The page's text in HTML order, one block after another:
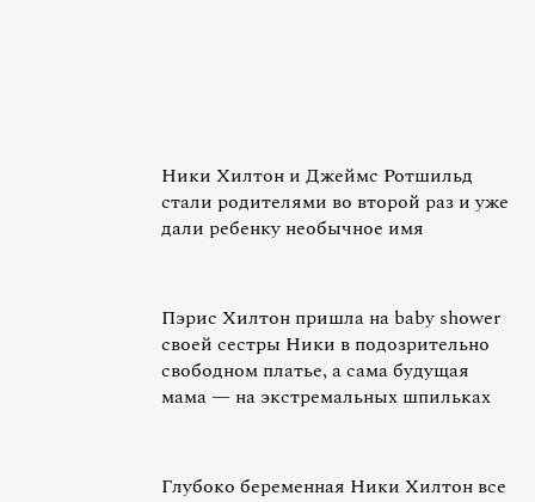
Ники Хилтон и Джеймс Ротшильд
стали родителями во второй раз и уже
дали ребенку необычное имя
Пэрис Хилтон пришла на baby shower
своей сестры Ники в подозрительно
свободном платье, а сама будущая
мама — на экстремальных шпильках
Глубоко беременная Ники Хилтон все